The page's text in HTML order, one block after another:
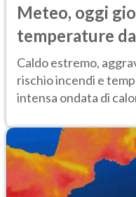
Meteo, oggi
temperature
Caldo estremo,
rischio incendi e
intensa ondata di